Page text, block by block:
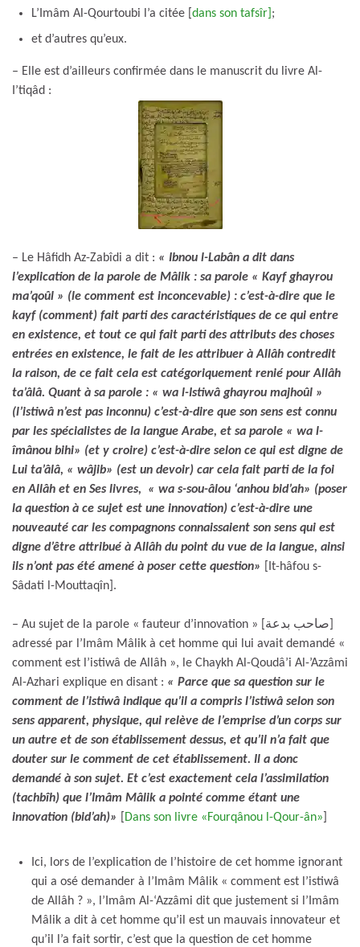
L’Imâm Al-Qourtoubi l’a citée [ dans son tafsîr] ;
et d’autres qu’eux.
– Elle est d’ailleurs confirmée dans le manuscrit du livre Al-
I’tiqâd :
– Le Hâfidh Az-Zabîdi a dit : « Ibnou l-Labân a dit dans
l’explication de la parole de Mâlik : sa parole « Kayf ghayrou
ma’qoûl » (le comment est inconcevable) : c’est-à-dire que le
kayf (comment) fait parti des caractéristiques de ce qui entre
en existence, et tout ce qui fait parti des attributs des choses
entrées en existence, le fait de les attribuer à Allâh contredit
la raison, de ce fait cela est catégoriquement renié pour Allâh
ta’âlâ. Quant à sa parole : « wa l-Istiwâ ghayrou majhoûl »
(l’istiwâ n’est pas inconnu) c’est-à-dire que son sens est connu
par les spécialistes de la langue Arabe, et sa parole « wa l-
îmânou bihi» (et y croire) c’est-à-dire selon ce qui est digne de
Lui ta’âlâ, « wâjib» (est un devoir) car cela fait parti de la foi
en Allâh et en Ses livres, « wa s-sou-âlou ‘anhou bid’ah» (poser
la question à ce sujet est une innovation) c’est-à-dire une
nouveauté car les compagnons connaissaient son sens qui est
digne d’être attribué à Allâh du point du vue de la langue, ainsi
ils n’ont pas été amené à poser cette question»
[It-hâfou s-
Sâdati l-Mouttaqîn].
– Au sujet de la parole « fauteur d’innovation » [صاحب بدعة]
adressé par l’Imâm Mâlik à cet homme qui lui avait demandé «
comment est l’istiwâ de Allâh », le Chaykh Al-Qoudâ’i Al-’Azzâmi
Al-Azhari explique en disant : « Parce que sa question sur le
comment de l’istiwâ indique qu’il a compris l’istiwâ selon son
sens apparent, physique, qui relève de l’emprise d’un corps sur
un autre et de son établissement dessus, et qu’il n’a fait que
douter sur le comment de cet établissement. Il a donc
demandé à son sujet. Et c’est exactement cela l’assimilation
(tachbîh) que l’Imâm Mâlik a pointé comme étant une
innovation (bid’ah)»
Dans son livre «Fourqânou l-Qour-ân»
Ici, lors de l’explication de l’histoire de cet homme ignorant
qui a osé demander à l’Imâm Mâlik « comment est l’istiwâ
de Allâh ? », l’Imâm Al-‘Azzâmi dit que justement si l’Imâm
Mâlik a dit à cet homme qu’il est un mauvais innovateur et
qu’il l’a fait sortir, c’est que la question de cet homme